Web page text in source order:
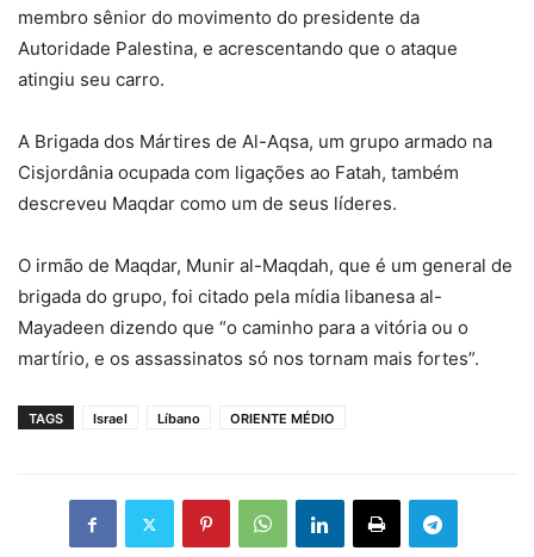
membro sênior do movimento do presidente da
Autoridade Palestina, e acrescentando que o ataque
atingiu seu carro.
A Brigada dos Mártires de Al-Aqsa, um grupo armado na
Cisjordânia ocupada com ligações ao Fatah, também
descreveu Maqdar como um de seus líderes.
O irmão de Maqdar, Munir al-Maqdah, que é um general de
brigada do grupo, foi citado pela mídia libanesa al-
Mayadeen dizendo que “o caminho para a vitória ou o
martírio, e os assassinatos só nos tornam mais fortes”.
TAGS Israel Líbano ORIENTE MÉDIO